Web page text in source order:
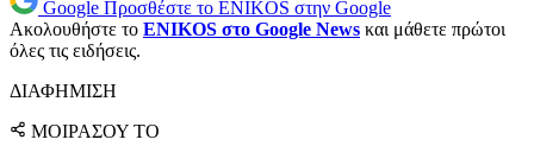
Google Προσθέστε το ENIKOS στην Google
Ακολουθήστε το ENIKOS στο Google News και μάθετε πρώτοι
όλες τις ειδήσεις.
ΔΙΑΦΗΜΙΣΗ
ΜΟΙΡΑΣΟΥ ΤΟ